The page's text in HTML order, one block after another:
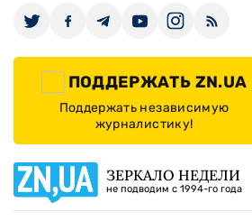
ПОДДЕРЖАТЬ ZN.UA
Поддержать независимую
журналистику!
ЗЕРКАЛО НЕДЕЛИ
не подводим с 1994-го года